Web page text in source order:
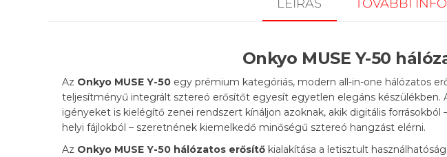
LEÍRÁS TOVÁBBI
Onkyo MUSE Y-50
Az Onkyo MUSE Y-50 egy prémium kategóriás, modern all-in-one hálózatos
teljesítményű integrált sztereó erősítőt egyesít egyetlen elegáns készülékben.
igényeket is kielégítő zenei rendszert kínáljon azoknak, akik digitális
helyi fájlokból – szeretnének kiemelkedő minőségű sztereó hangzást elérni.
Az Onkyo MUSE Y-50 hálózatos erősítő kialakítása a letisztult